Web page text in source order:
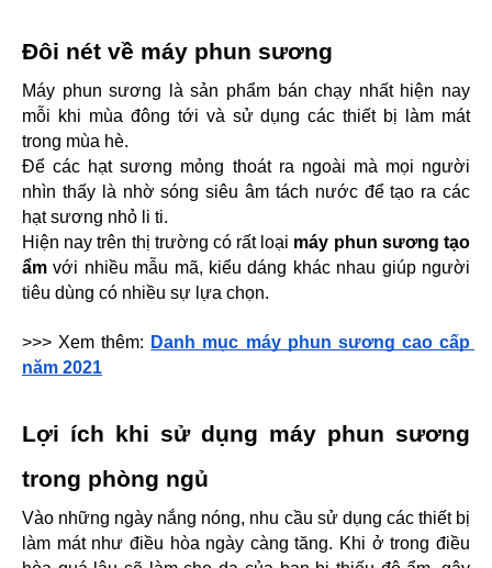
Đôi nét về máy phun sương
Máy phun sương là sản phẩm bán chạy nhất hiện nay
mỗi khi mùa đông tới và sử dụng các thiết bị làm mát
trong mùa hè.
Để các hạt sương mỏng thoát ra ngoài mà mọi người
nhìn thấy là nhờ sóng siêu âm tách nước để tạo ra các
hạt sương nhỏ li ti.
Hiện nay trên thị trường có rất loại máy phun sương tạo
ẩm với nhiều mẫu mã, kiểu dáng khác nhau giúp người
tiêu dùng có nhiều sự lựa chọn.
>>> Xem thêm: Danh mục máy phun sương cao cấp
năm 2021
Lợi ích khi sử dụng máy phun sương
trong phòng ngủ
Vào những ngày nắng nóng, nhu cầu sử dụng các thiết bị
làm mát như điều hòa ngày càng tăng. Khi ở trong điều